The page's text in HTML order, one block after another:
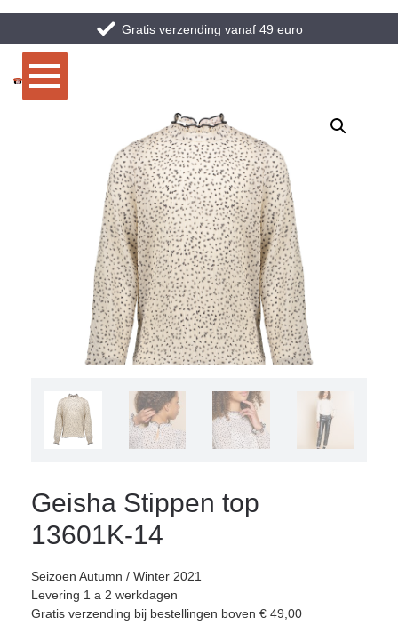
Gratis verzending vanaf 49 euro
Geisha Stippen top
13601K-14
Seizoen Autumn / Winter 2021
Levering 1 a 2 werkdagen
Gratis verzending bij bestellingen boven € 49,00